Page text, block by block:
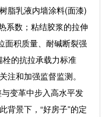
脂乳液内墙涂料(面漆)
系数；粘结胶浆的拉伸
面积质量、耐碱断裂强
的抗拉承载力标准
注和加强监督监测。
变革中步入高水平发
背景下，“好房子”的定